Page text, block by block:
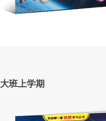
大班上学期